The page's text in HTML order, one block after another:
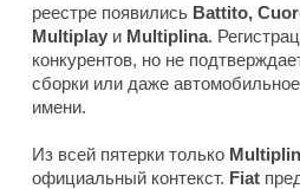
реестре появились Battito,
Multiplay и Multiplina.
конкурентов, но не
сборки или даже
имени.
Из всей пятерки только
официальный контекст. Fiat